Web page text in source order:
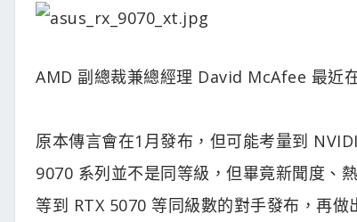
AMD 副總裁兼總經理 David McAfee 最近
原本傳言會在1月發布，但可能考量到
9070 系列並不是同等級，但畢竟新聞度、
等到 RTX 5070 等同級數的對手發布，再做